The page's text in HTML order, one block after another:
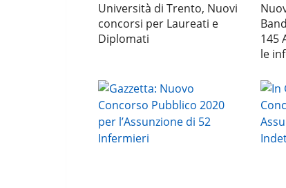
Università di Trento, Nuovi
concorsi per Laureati e
Diplomati
145
le